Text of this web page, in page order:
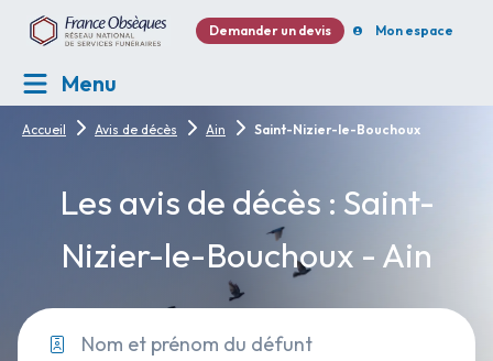
Demander un devis Mon espace
Menu
Accueil Avis de décès Ain Saint-Nizier-le-Bouchoux
Les avis de décès : Saint-
Nizier-le-Bouchoux - Ain